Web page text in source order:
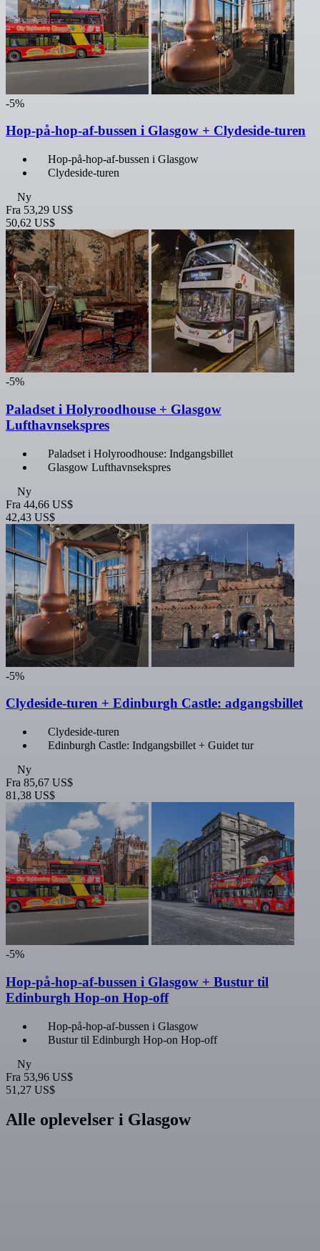
-5%
Hop-på-hop-af-bussen i Glasgow + Clydeside-turen
Hop-på-hop-af-bussen i Glasgow
Clydeside-turen
Ny
Fra 53,29 US$
50,62 US$
-5%
Paladset i Holyroodhouse + Glasgow
Lufthavnsekspres
Paladset i Holyroodhouse: Indgangsbillet
Glasgow Lufthavnsekspres
Ny
Fra 44,66 US$
42,43 US$
-5%
Clydeside-turen + Edinburgh Castle: adgangsbillet
Clydeside-turen
Edinburgh Castle: Indgangsbillet + Guidet tur
Ny
Fra 85,67 US$
81,38 US$
-5%
Hop-på-hop-af-bussen i Glasgow + Bustur til
Edinburgh Hop-on Hop-off
Hop-på-hop-af-bussen i Glasgow
Bustur til Edinburgh Hop-on Hop-off
Ny
Fra 53,96 US$
51,27 US$
Alle oplevelser i Glasgow